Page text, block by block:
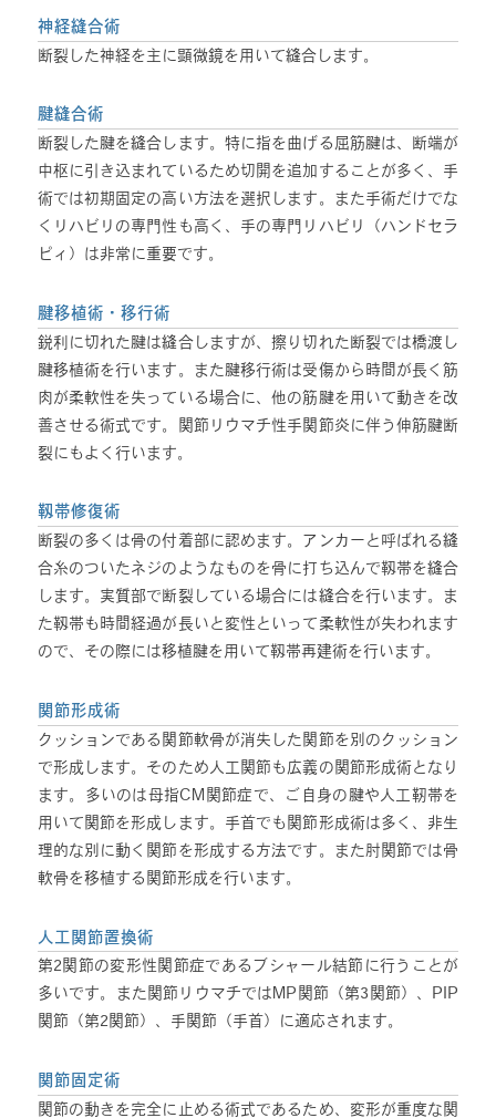
神経縫合術
断裂した神経を主に顕微鏡を用いて縫合します。
腱縫合術
断裂した腱を縫合します。特に指を曲げる屈筋腱は、断端が
中枢に引き込まれているため切開を追加することが多く、手
術では初期固定の高い方法を選択します。また手術だけでな
くリハビリの専門性も高く、手の専門リハビリ（ハンドセラ
ピィ）は非常に重要です。
腱移植術・移行術
鋭利に切れた腱は縫合しますが、擦り切れた断裂では橋渡し
腱移植術を行います。また腱移行術は受傷から時間が長く筋
肉が柔軟性を失っている場合に、他の筋腱を用いて動きを改
善させる術式です。関節リウマチ性手関節炎に伴う伸筋腱断
裂にもよく行います。
靱帯修復術
断裂の多くは骨の付着部に認めます。アンカーと呼ばれる縫
合糸のついたネジのようなものを骨に打ち込んで靱帯を縫合
します。実質部で断裂している場合には縫合を行います。ま
た靱帯も時間経過が長いと変性といって柔軟性が失われます
ので、その際には移植腱を用いて靱帯再建術を行います。
関節形成術
クッションである関節軟骨が消失した関節を別のクッション
で形成します。そのため人工関節も広義の関節形成術となり
ます。多いのは母指CM関節症で、ご自身の腱や人工靭帯を
用いて関節を形成します。手首でも関節形成術は多く、非生
理的な別に動く関節を形成する方法です。また肘関節では骨
軟骨を移植する関節形成を行います。
人工関節置換術
第2関節の変形性関節症であるブシャール結節に行うことが
多いです。また関節リウマチではMP関節（第3関節）、PIP
関節（第2関節）、手関節（手首）に適応されます。
関節固定術
関節の動きを完全に止める術式であるため、変形が重度な関